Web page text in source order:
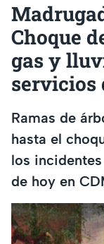
Choque
gas y
servicios
Ramas de
hasta el
los
de hoy en